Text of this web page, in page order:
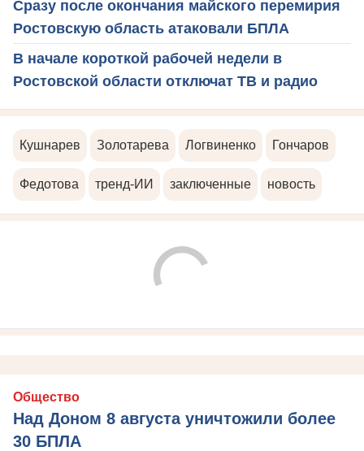
Сразу после окончания майского перемирия
Ростовскую область атаковали БПЛА
В начале короткой рабочей недели в
Ростовской области отключат ТВ и радио
Кушнарев Золотарева Логвиненко Гончаров
Федотова тренд-ИИ заключенные новость
Общество
Над Доном 8 августа уничтожили более
30 БПЛА